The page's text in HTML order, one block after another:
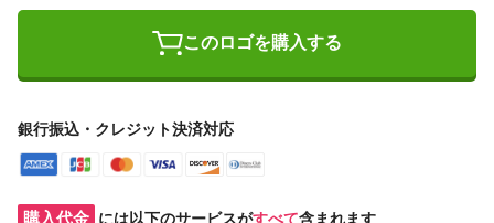
このロゴを購入する
銀行振込・クレジット決済対応
購入代金 には以下のサービスがすべて含まれます